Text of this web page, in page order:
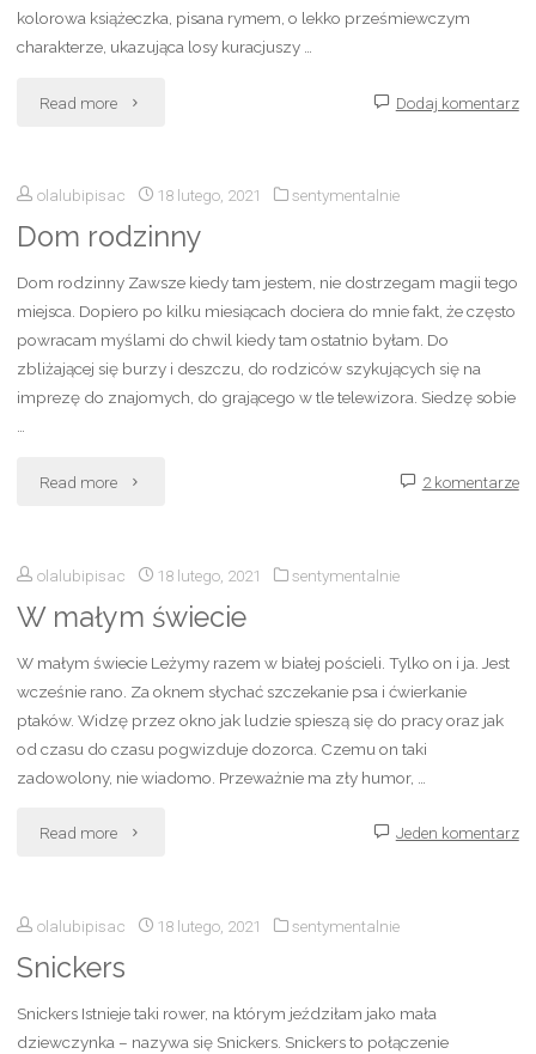
kolorowa książeczka, pisana rymem, o lekko prześmiewczym
charakterze, ukazująca losy kuracjuszy …
Read more "Sanatorium
Gellner"
Dodaj komentarz
olalubipisac 18 lutego, 2021 sentymentalnie
Dom rodzinny
Dom rodzinny Zawsze kiedy tam jestem, nie dostrzegam magii tego
miejsca. Dopiero po kilku miesiącach dociera do mnie fakt, że często
powracam myślami do chwil kiedy tam ostatnio byłam. Do
zbliżającej się burzy i deszczu, do rodziców szykujących się na
imprezę do znajomych, do grającego w tle telewizora. Siedzę sobie
…
Read more "Dom 2 komentarze
olalubipisac 18 lutego, 2021 sentymentalnie
W małym świecie
W małym świecie Leżymy razem w białej pościeli. Tylko on i ja. Jest
wcześnie rano. Za oknem słychać szczekanie psa i ćwierkanie
ptaków. Widzę przez okno jak ludzie spieszą się do pracy oraz jak
od czasu do czasu pogwizduje dozorca. Czemu on taki
zadowolony, nie wiadomo. Przeważnie ma zły humor, …
Read more "W
świecie"
Jeden komentarz
olalubipisac 18 lutego, 2021 sentymentalnie
Snickers
Snickers Istnieje taki rower, na którym jeździłam jako mała
dziewczynka – nazywa się Snickers. Snickers to połączenie